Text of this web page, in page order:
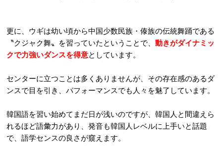
更に、ウギは幼い頃から中国少数民族・傣族の伝統舞踊である
〝クジャク舞〟を習っていたということで、 動きがダイナミッ
クで力強いダンスを得意としています。
センターに立つことは多くありませんが、その存在感のあるダ
ンスで目を引き、パフォーマンスでも人々を魅了しています。
韓国語を習い始めてまだ日が浅いのですが、韓国人と間違えら
れるほど語彙力があり、発音も韓国人レベルに上手いと話題
で、語学センスの良さが窺えます。